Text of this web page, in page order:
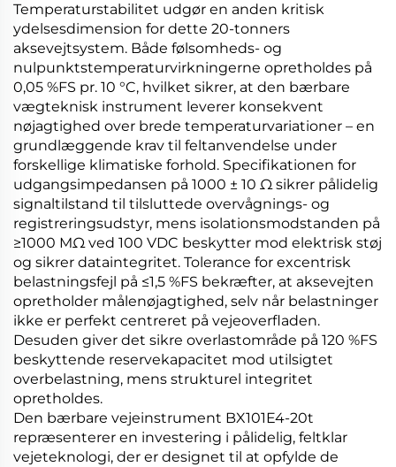
Temperaturstabilitet udgør en anden kritisk
ydelsesdimension for dette 20-tonners
aksevejtsystem. Både følsomheds- og
nulpunktstemperaturvirkningerne opretholdes på
0,05 %FS pr. 10 °C, hvilket sikrer, at den bærbare
vægteknisk instrument leverer konsekvent
nøjagtighed over brede temperaturvariationer – en
grundlæggende krav til feltanvendelse under
forskellige klimatiske forhold. Specifikationen for
udgangsimpedansen på 1000 ± 10 Ω sikrer pålidelig
signaltilstand til tilsluttede overvågnings- og
registreringsudstyr, mens isolationsmodstanden på
≥1000 MΩ ved 100 VDC beskytter mod elektrisk støj
og sikrer dataintegritet. Tolerance for excentrisk
belastningsfejl på ≤1,5 %FS bekræfter, at aksevejten
opretholder målenøjagtighed, selv når belastninger
ikke er perfekt centreret på vejeoverfladen.
Desuden giver det sikre overlastområde på 120 %FS
beskyttende reservekapacitet mod utilsigtet
overbelastning, mens strukturel integritet
opretholdes.
Den bærbare vejeinstrument BX101E4-20t
repræsenterer en investering i pålidelig, feltklar
vejeteknologi, der er designet til at opfylde de